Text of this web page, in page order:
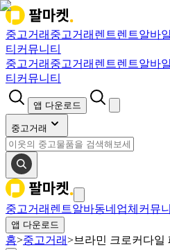
중고거래 중고거래 렌트렌트알바
티 커뮤니티
중고거래 중고거래 렌트렌트알바
티 커뮤니티
앱 다운로드
중고거래
중고거래 렌트알바동네업체 커뮤
앱 다운로드
홈>중고거래>브라민 크로커다일